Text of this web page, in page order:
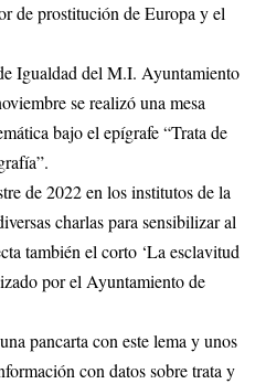
de prostitución de Europa y el
Igualdad del M.I. Ayuntamiento
se realizó una mesa
bajo el epígrafe “Trata de
de 2022 en los institutos de la
charlas para sensibilizar al
también el corto ‘La esclavitud
por el Ayuntamiento de
pancarta con este lema y unos
con datos sobre trata y